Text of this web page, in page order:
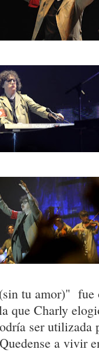
tu amor)" fue
que Charly
ser utilizada
a vivir